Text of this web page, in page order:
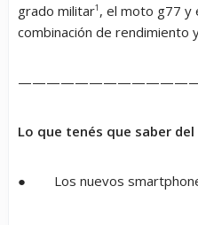
grado militar1 , el moto g77 y
combinación de rendimiento
Lo que tenés que saber
● Los nuevos